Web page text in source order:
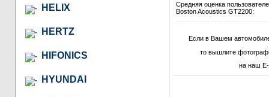
HELIX
HERTZ
HIFONICS
HYUNDAI
Средняя оценка
Boston Acoustics GT2200:
Если в Вашем
то вышлите
на наш